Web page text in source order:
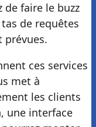
de faire le buzz
de requêtes
prévues.
ces services
met à
les clients
une interface